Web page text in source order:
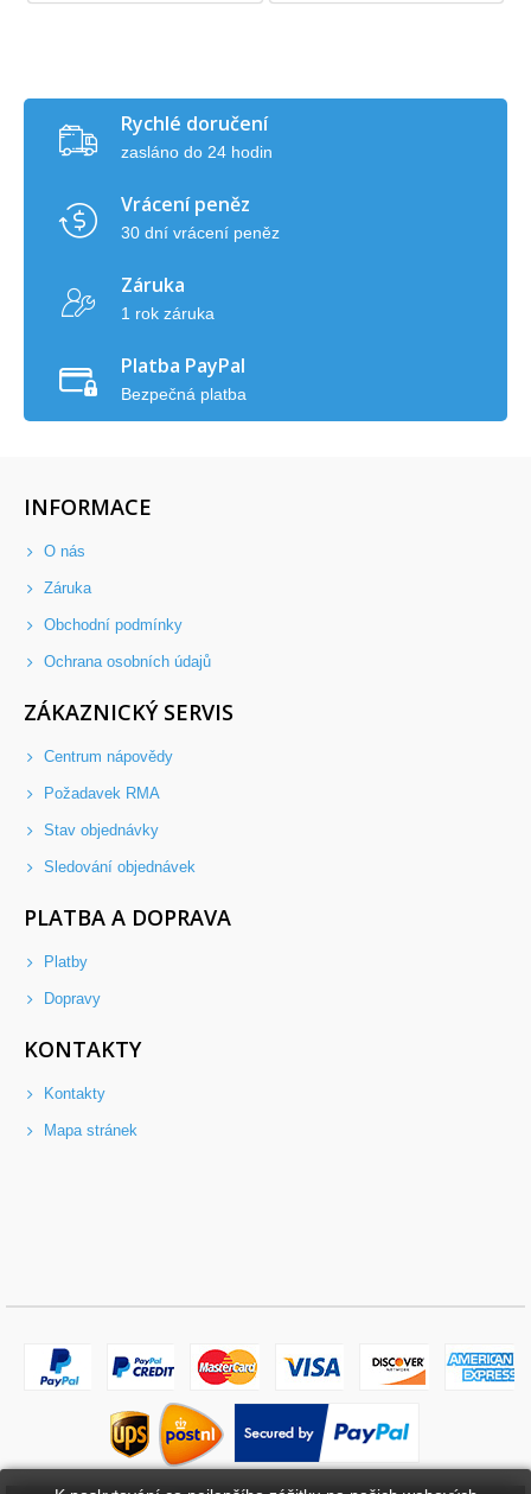
Rychlé doručení
zasláno do 24 hodin
Vrácení peněz
30 dní vrácení peněz
Záruka
1 rok záruka
Platba PayPal
Bezpečná platba
INFORMACE
O nás
Záruka
Obchodní podmínky
Ochrana osobních údajů
ZÁKAZNICKÝ SERVIS
Centrum nápovědy
Požadavek RMA
Stav objednávky
Sledování objednávek
PLATBA A DOPRAVA
Platby
Dopravy
KONTAKTY
Kontakty
Mapa stránek